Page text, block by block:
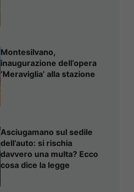
Montesilvano,
inaugurazione dell’opera
‘Meraviglia’ alla stazione
Asciugamano sul sedile
dell’auto: si rischia
davvero una multa? Ecco
cosa dice la legge